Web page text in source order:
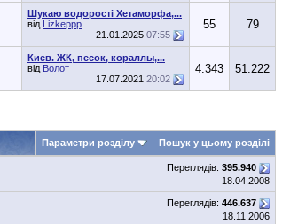
Шукаю водорості Хетаморфа,...
від Lizkeppp
21.01.2025 07:55
55 79
Киев. ЖК, песок, кораллы,...
від Волот
17.07.2021 20:02
4.343 51.222
Параметри розділу Пошук у цьому розділі
Переглядів: 395.940
18.04.2008
Переглядів: 446.637
18.11.2006